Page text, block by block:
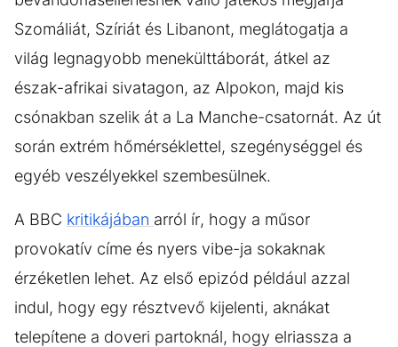
Szomáliát, Szíriát és Libanont, meglátogatja a
világ legnagyobb menekülttáborát, átkel az
észak-afrikai sivatagon, az Alpokon, majd kis
csónakban szelik át a La Manche-csatornát. Az út
során extrém hőmérséklettel, szegénységgel és
egyéb veszélyekkel szembesülnek.
A BBC kritikájában arról ír, hogy a műsor
provokatív címe és nyers vibe-ja sokaknak
érzéketlen lehet. Az első epizód például azzal
indul, hogy egy résztvevő kijelenti, aknákat
telepítene a doveri partoknál, hogy elriassza a